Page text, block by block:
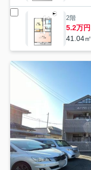
2階
5.2万円
41.04㎡